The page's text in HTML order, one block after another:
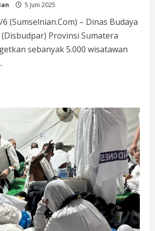
5 Juni 2025
(Sumselnian.Com) – Dinas Budaya
Provinsi Sumatera
sebanyak 5.000 wisatawan